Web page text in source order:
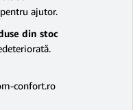
ajutor.
din stoc
confort.ro